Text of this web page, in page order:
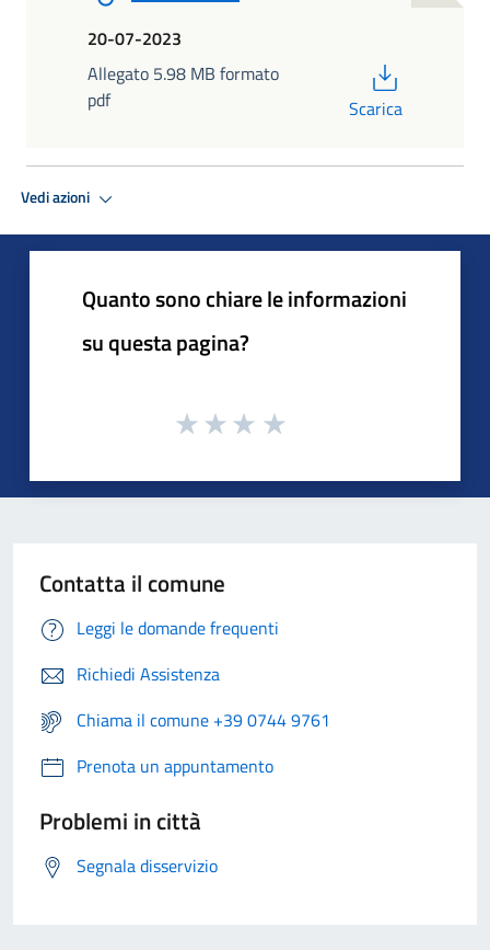
20-07-2023
Allegato 5.98 MB formato
pdf
Scarica
Vedi azioni
Quanto sono chiare le informazioni
su questa pagina?
Contatta il comune
Leggi le domande frequenti
Richiedi Assistenza
Chiama il comune +39 0744 9761
Prenota un appuntamento
Problemi in città
Segnala disservizio